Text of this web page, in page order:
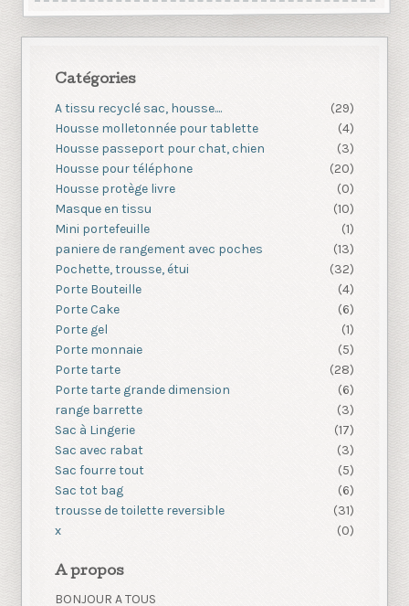
Catégories
A tissu recyclé sac, housse....
(29)
Housse molletonnée pour tablette
(4)
Housse passeport pour chat, chien
(3)
Housse pour téléphone
(20)
Housse protège livre
(0)
Masque en tissu
(10)
Mini portefeuille
(1)
paniere de rangement avec poches
(13)
Pochette, trousse, étui
(32)
Porte Bouteille
(4)
Porte Cake
(6)
Porte gel
(1)
Porte monnaie
(5)
Porte tarte
(28)
Porte tarte grande dimension
(6)
range barrette
(3)
Sac à Lingerie
(17)
Sac avec rabat
(3)
Sac fourre tout
(5)
Sac tot bag
(6)
trousse de toilette reversible
(31)
x
(0)
A propos
BONJOUR A TOUS